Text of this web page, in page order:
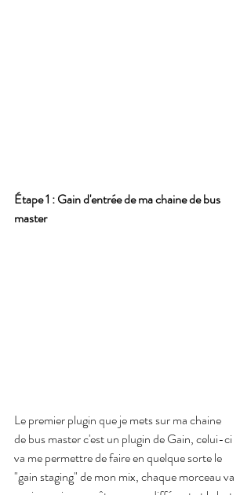
Étape 1 : Gain d'entrée de ma chaine de bus
master
Le premier plugin que je mets sur ma chaine
de bus master c'est un plugin de Gain, celui-ci
va me permettre de faire en quelque sorte le
"gain staging" de mon mix, chaque morceau va